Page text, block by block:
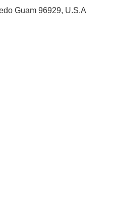
Guam 96929, U.S.A